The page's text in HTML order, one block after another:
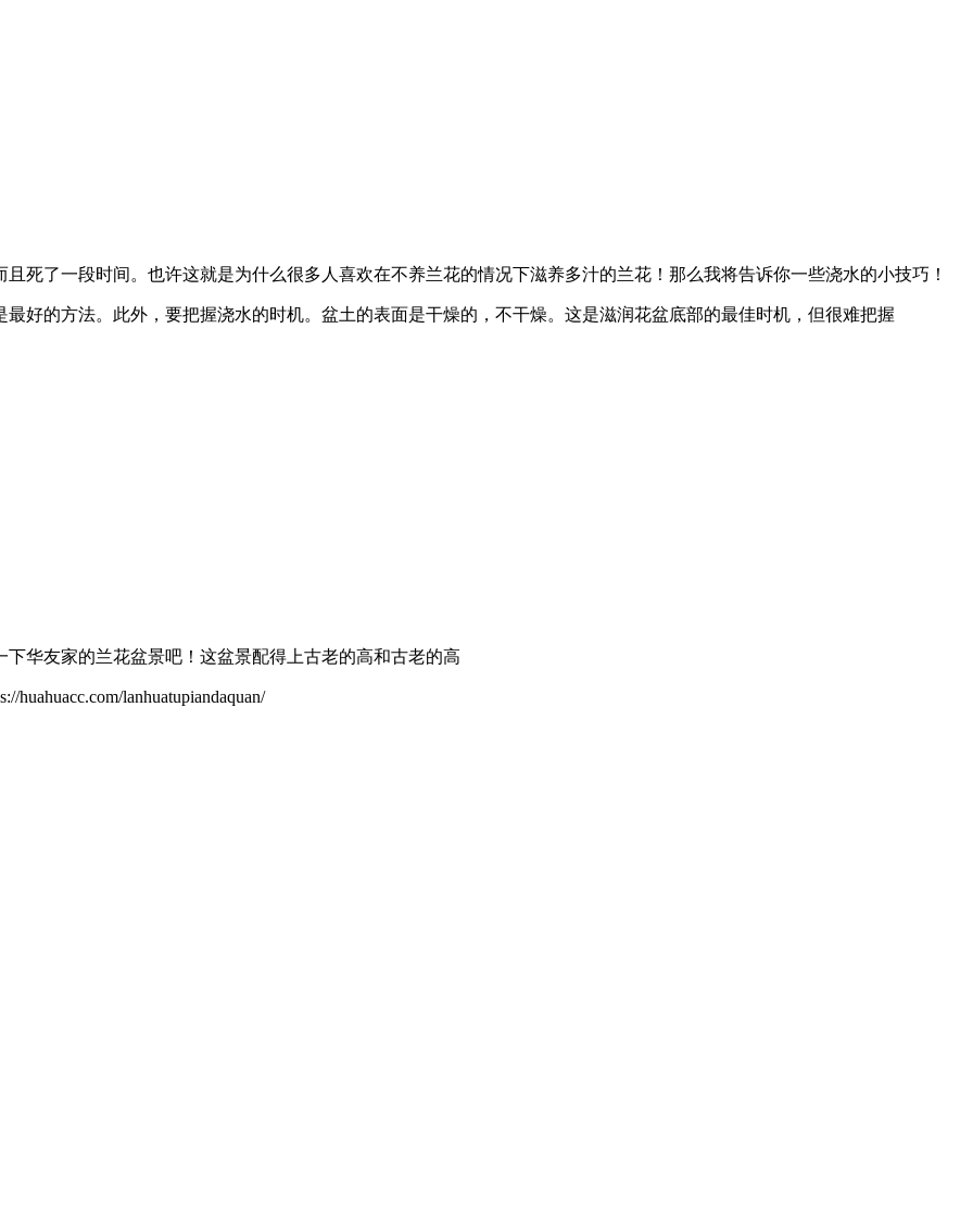
死了一段时间。也许这就是为什么很多人喜欢在不养兰花的情况下滋养多汁的兰花！那么我将告诉你一些浇水的小技巧！
好的方法。此外，要把握浇水的时机。盆土的表面是干燥的，不干燥。这是滋润花盆底部的最佳时机，但很难把握
华友家的兰花盆景吧！这盆景配得上古老的高和古老的高
lanhuatupiandaquan/